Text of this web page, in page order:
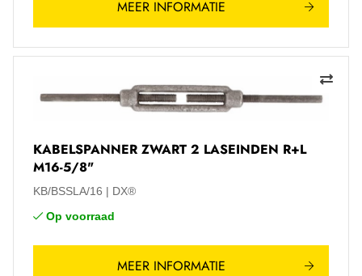
MEER INFORMATIE
KABELSPANNER ZWART 2 LASEINDEN R+L
M16-5/8"
KB/BSSLA/16
DX®
Op voorraad
MEER INFORMATIE